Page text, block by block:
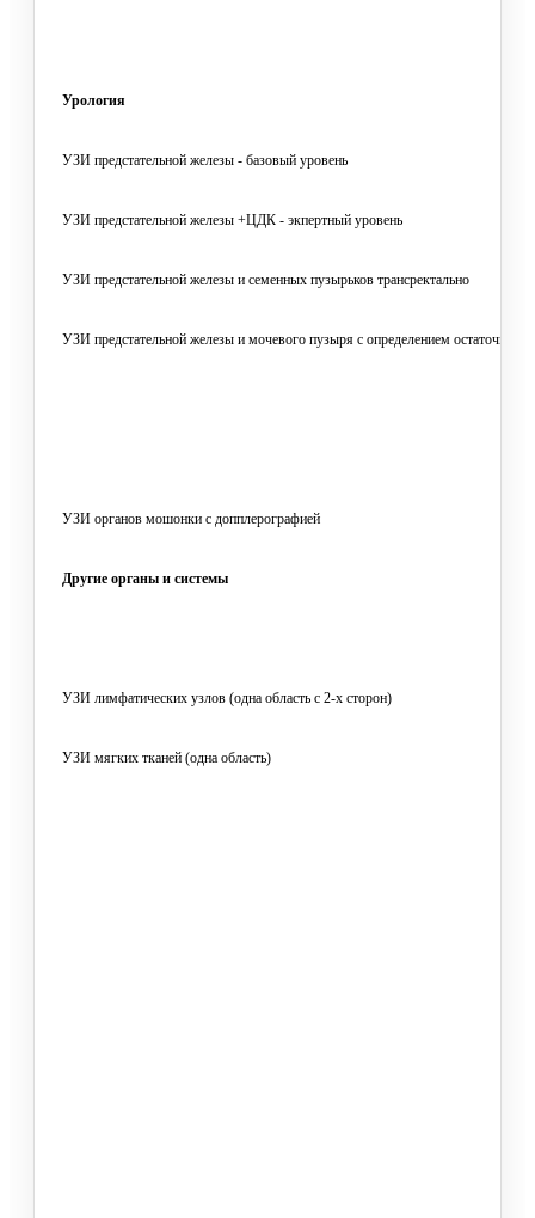
Урология
УЗИ предстательной железы - базовый уровень
УЗИ предстательной железы +ЦДК - экпертный уровень
УЗИ предстательной железы и семенных пузырьков трансректально
УЗИ предстательной железы и мочевого пузыря с определением остаточной
УЗИ органов мошонки с допплерографией
Другие органы и системы
УЗИ лимфатических узлов (одна область с 2-х сторон)
УЗИ мягких тканей (одна область)